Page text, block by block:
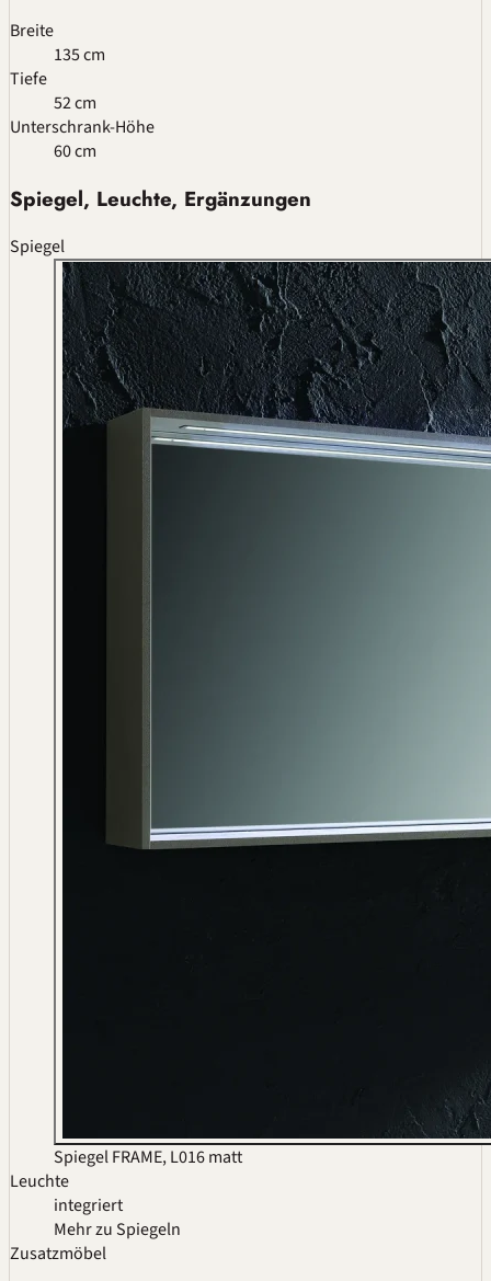
Breite
135 cm
Tiefe
52 cm
Unterschrank-Höhe
60 cm
Spiegel, Leuchte, Ergänzungen
Spiegel
Spiegel FRAME, L016 matt
Leuchte
integriert
Mehr zu Spiegeln
Zusatzmöbel